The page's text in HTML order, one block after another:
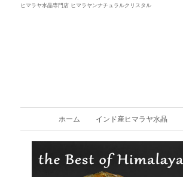
ヒマラヤ水晶専門店 ヒマラヤンナチュラルクリスタル
ホーム インド産ヒマラヤ水晶